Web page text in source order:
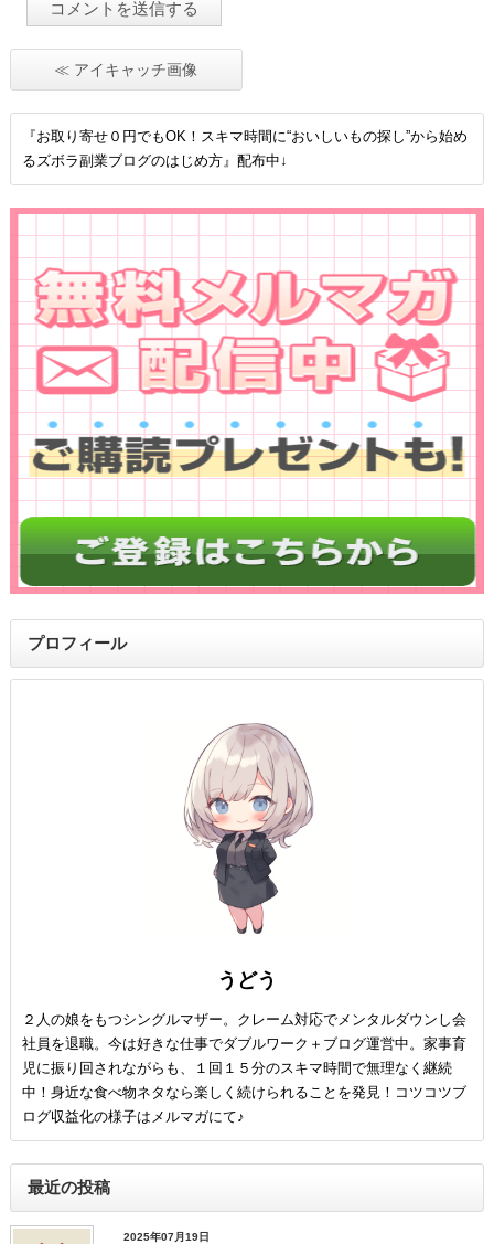
≪ アイキャッチ画像
『お取り寄せ０円でもOK！スキマ時間に“おいしいもの探し”から始め
るズボラ副業ブログのはじめ方』配布中↓
プロフィール
うどう
２人の娘をもつシングルマザー。クレーム対応でメンタルダウンし会
社員を退職。今は好きな仕事でダブルワーク＋ブログ運営中。家事育
児に振り回されながらも、１回１５分のスキマ時間で無理なく継続
中！身近な食べ物ネタなら楽しく続けられることを発見！コツコツブ
ログ収益化の様子はメルマガにて♪
最近の投稿
2025年07月19日